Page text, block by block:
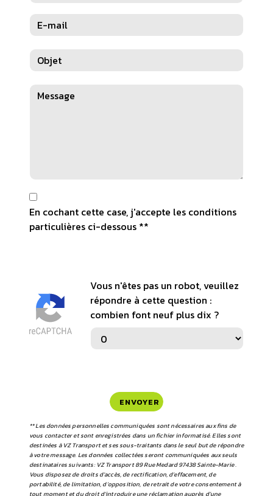
En cochant cette case, j'accepte les conditions
particulières ci-dessous **
Vous n'êtes pas un robot, veuillez
répondre à cette question :
combien font neuf plus dix ?
ENVOYER
** Les données personnelles communiquées sont nécessaires aux fins de
vous contacter et sont enregistrées dans un fichier informatisé. Elles sont
destinées à VZ Transport et ses sous-traitants dans le seul but de répondre
à votre message. Les données collectées seront communiquées aux seuls
destinataires suivants: VZ Transport 89 Rue Medard 97438 Sainte-Marie .
Vous disposez de droits d’accès, de rectification, d’effacement, de
portabilité, de limitation, d’opposition, de retrait de votre consentement à
tout moment et du droit d’introduire une réclamation auprès d’une